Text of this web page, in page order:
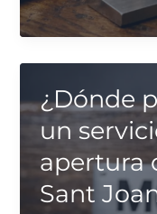
son
los
métodos
más
efectivos
para
la
reparación
¿Dónde
un
apertura
Sant